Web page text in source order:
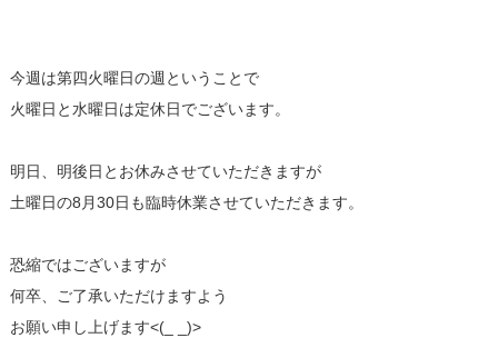
今週は第四火曜日の週ということで
火曜日と水曜日は定休日でございます。
明日、明後日とお休みさせていただきますが
土曜日の8月30日も臨時休業させていただきます。
恐縮ではございますが
何卒、ご了承いただけますよう
お願い申し上げます<(_ _)>